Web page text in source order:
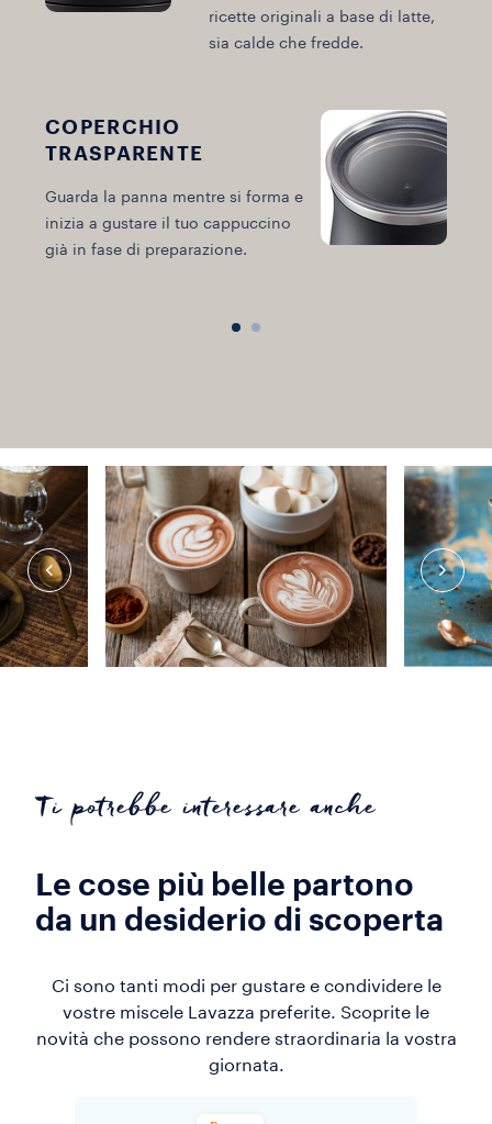
ricette originali a base di latte,
sia calde che fredde.
COPERCHIO
TRASPARENTE
Guarda la panna mentre si forma e
inizia a gustare il tuo cappuccino
già in fase di preparazione.
Ti potrebbe interessare anche
Le cose più belle partono
da un desiderio di scoperta
Ci sono tanti modi per gustare e condividere le
vostre miscele Lavazza preferite. Scoprite le
novità che possono rendere straordinaria la vostra
giornata.